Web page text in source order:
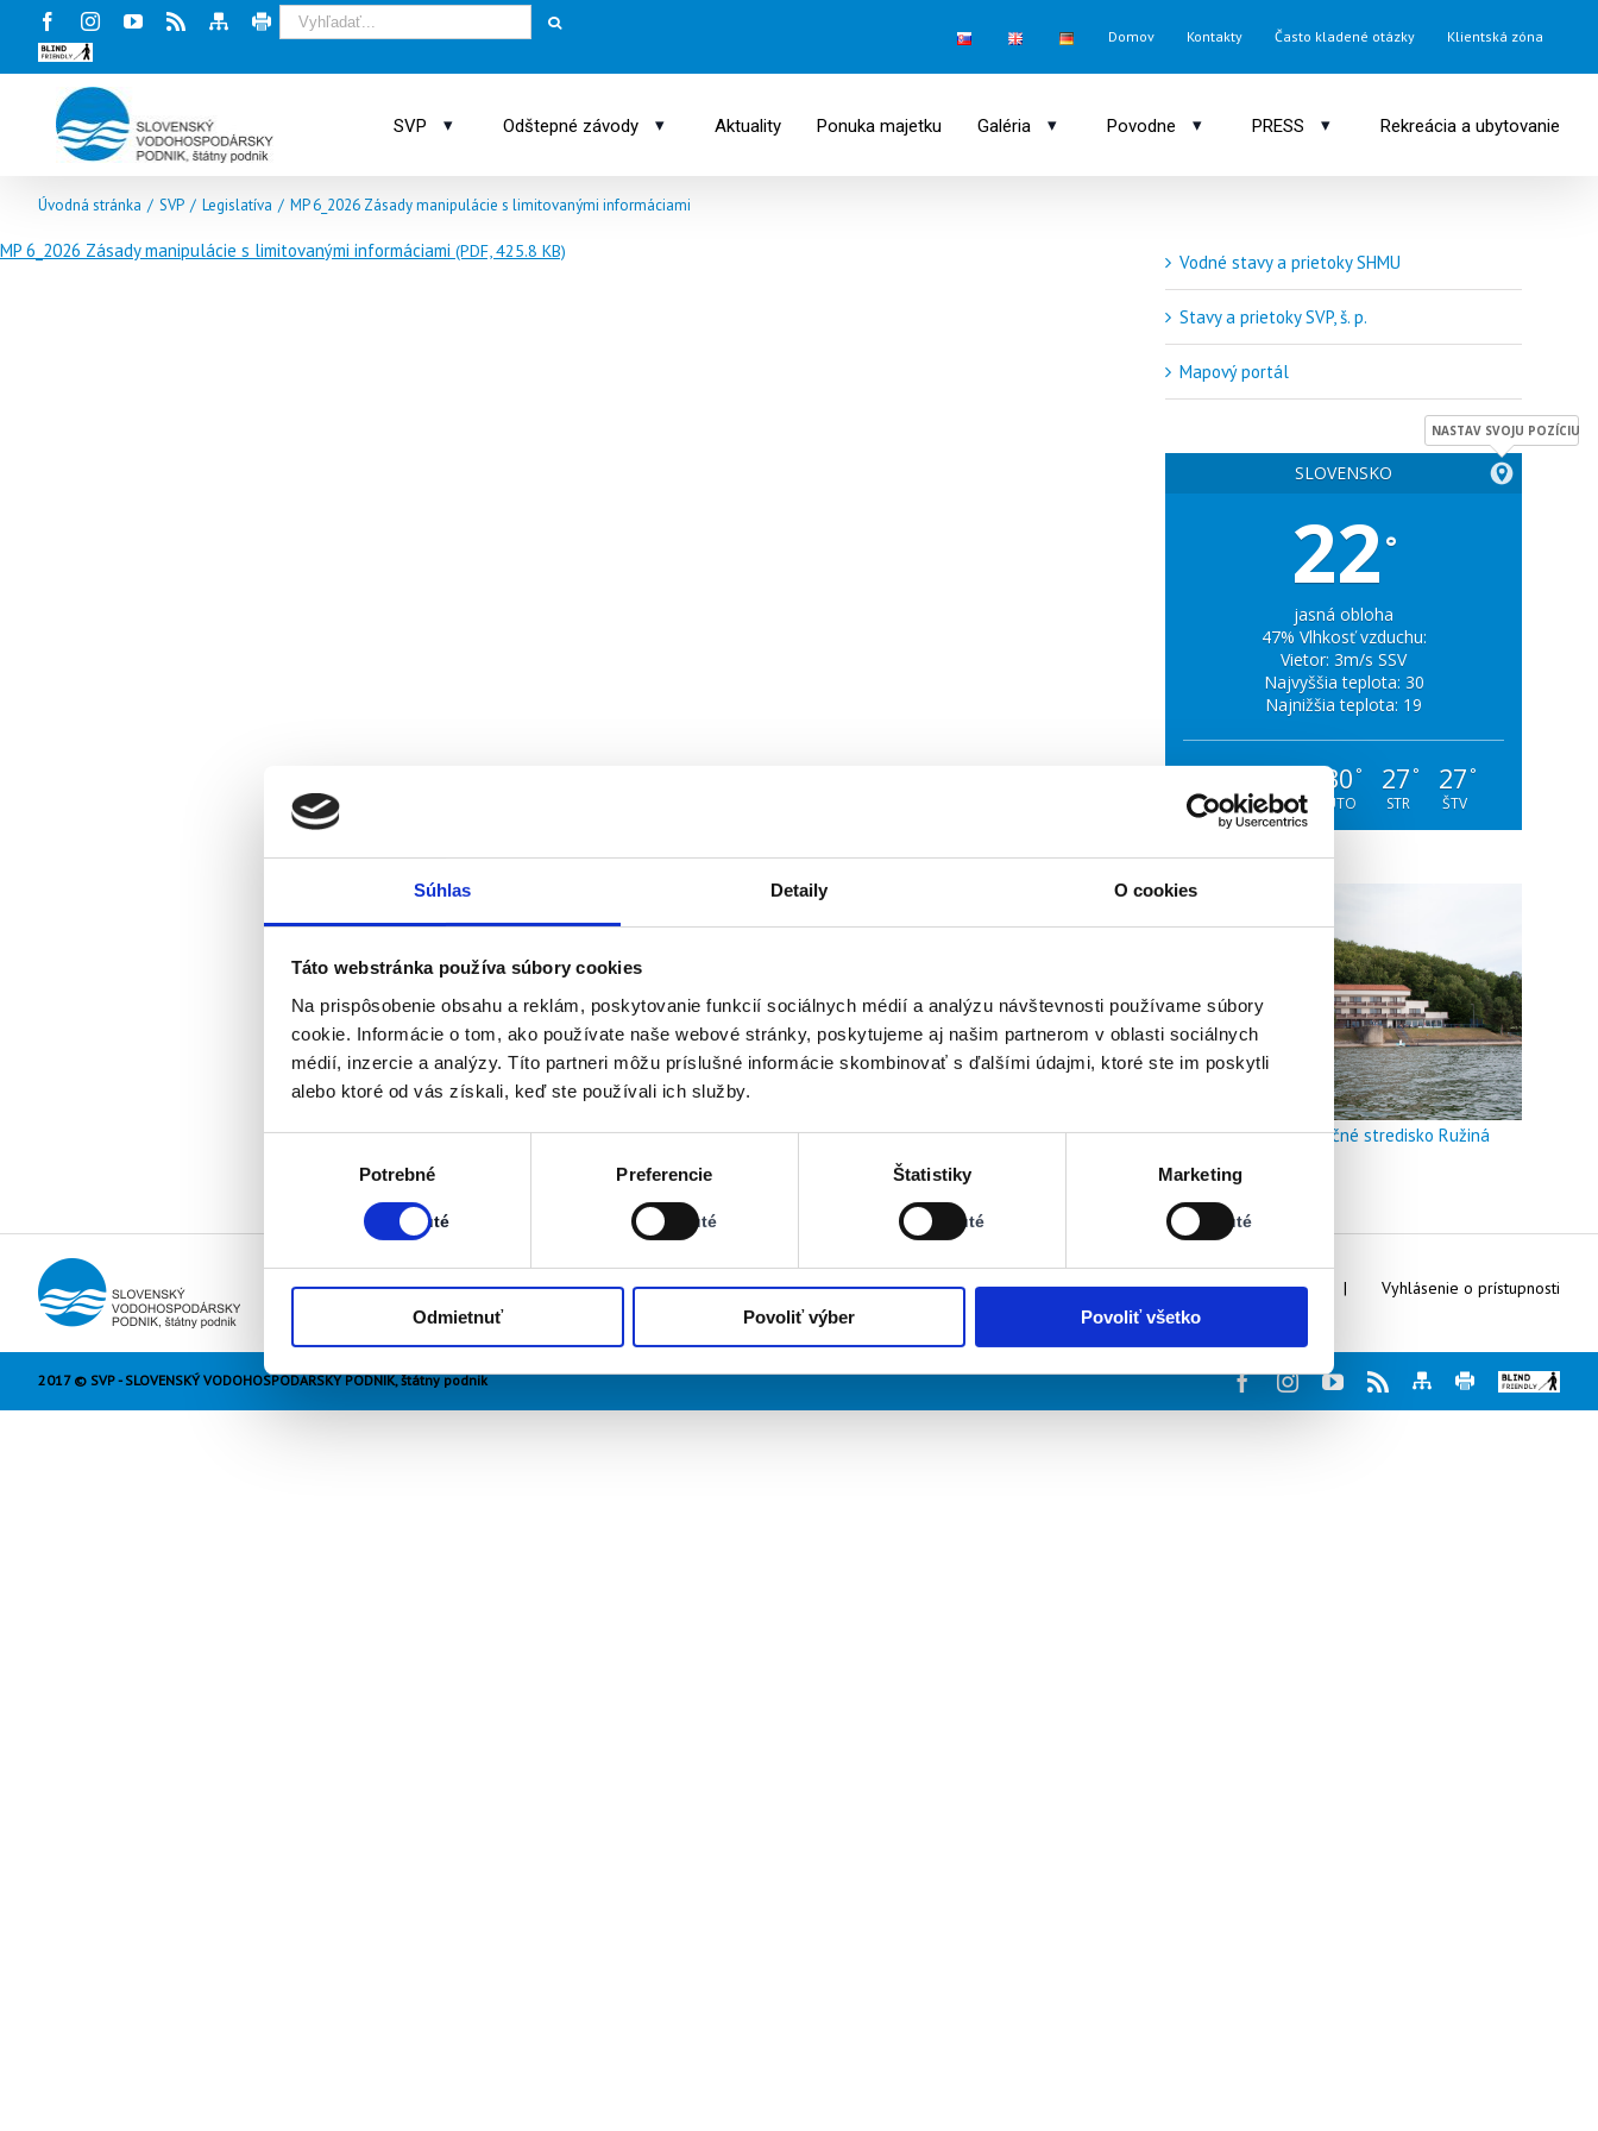
Súhlas Detaily O cookies
Táto webstránka používa súbory cookies
Na prispôsobenie obsahu a reklám, poskytovanie funkcií sociálnych médií a analýzu návštevnosti používame súbory
cookie. Informácie o tom, ako používate naše webové stránky, poskytujeme aj našim partnerom v oblasti sociálnych
médií, inzercie a analýzy. Títo partneri môžu príslušné informácie skombinovať s ďalšími údajmi, ktoré ste im poskytli
alebo ktoré od vás získali, keď ste používali ich služby.
Potrebné
Zapnuté
Stav:
Zapnuté
Preferencie
Vypnuté
Stav:
Vypnuté
Štatistiky
Vypnuté
Stav:
Vypnuté
Marketing
Vypnuté
Stav:
Vypnuté
Odmietnuť Povoliť výber Povoliť všetko
FacebookInstagram
YoutubeRssMapa Tlač
stránky
Blind
friendly
Domov Kontakty Často kladené otázky Klientská zóna
SVP ▾ Odštepné závody ▾ Aktuality Ponuka majetku Galéria ▾ Povodne ▾ PRESS ▾ Rekreácia a ubytovanie
Úvodná stránka / SVP / Legislatíva / MP 6_2026 Zásady manipulácie s limitovanými informáciami
MP 6_2026 Zásady manipulácie s limitovanými informáciami (PDF, 425.8 KB)
Vodné stavy a prietoky SHMU
Stavy a prietoky SVP, š. p.
Mapový portál
SLOVENSKO
NASTAV SVOJU POZÍCIU
22 °
jasná obloha
47% Vlhkosť vzduchu:
Vietor: 3m/s SSV
Najvyššia teplota: 30
Najnižšia teplota: 19
°
NED
°
PON
30 °
UTO
27 °
STR
27 °
ŠTV
Doškoľovacie a rekreačné stredisko Ružiná
Webmaster Kontakty Vyhlásenie o prístupnosti
2017 © SVP - SLOVENSKÝ VODOHOSPODÁRSKY PODNIK, štátny podnik FacebookInstagram
Youtube
RssMapaTlač
Blind